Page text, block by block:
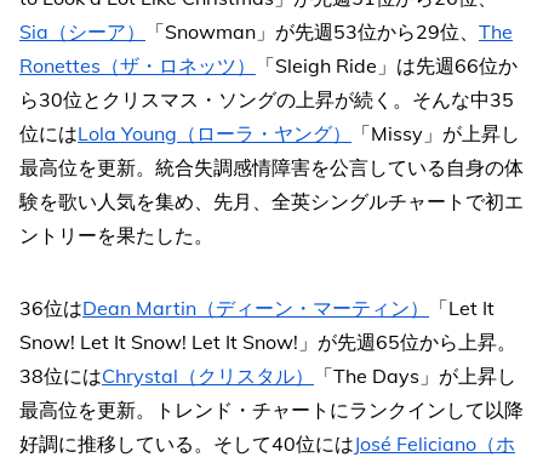
Sia（シーア）
「Snowman」が先週53位から29位、 The
Ronettes（ザ・ロネッツ）
「Sleigh Ride」は先週66位か
ら30位とクリスマス・ソングの上昇が続く。そんな中35
位にはLola Young（ローラ・ヤング）
「Missy」が上昇し
最高位を更新。統合失調感情障害を公言している自身の体
験を歌い人気を集め、先月、全英シングルチャートで初エ
ントリーを果たした。
36位はDean Martin（ディーン・マーティン）
「Let It
Snow! Let It Snow! Let It Snow!」が先週65位から上昇。
38位にはChrystal（クリスタル）
「The Days」が上昇し
最高位を更新。トレンド・チャートにランクインして以降
好調に推移している。そして40位にはJosé Feliciano（ホ